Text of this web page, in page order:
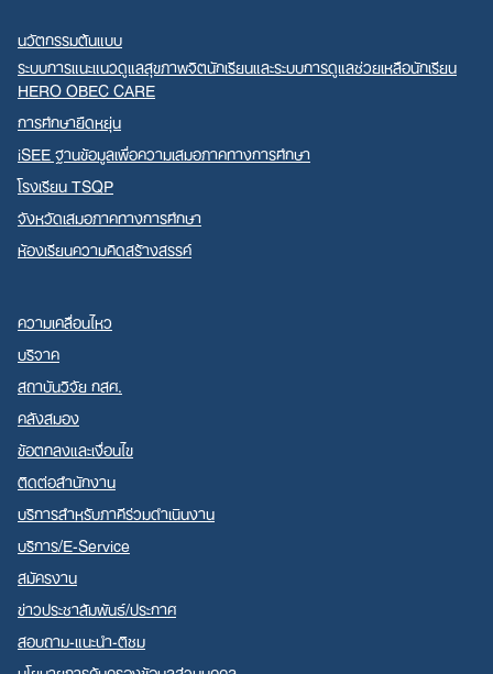
นวัตกรรมต้นแบบ
ระบบการแนะแนวดูแลสุขภาพจิตนักเรียนและระบบการดูแลช่วยเหลือนักเรียน
HERO OBEC CARE
การศึกษายืดหยุ่น
iSEE ฐานข้อมูลเพื่อความเสมอภาคทางการศึกษา
โรงเรียน TSQP
จังหวัดเสมอภาคทางการศึกษา
ห้องเรียนความคิดสร้างสรรค์
ความเคลื่อนไหว
บริจาค
สถาบันวิจัย กสศ.
คลังสมอง
ข้อตกลงและเงื่อนไข
ติดต่อสำนักงาน
บริการสำหรับภาคีร่วมดำเนินงาน
บริการ/E-Service
สมัครงาน
ข่าวประชาสัมพันธ์/ประกาศ
สอบถาม-แนะนำ-ติชม